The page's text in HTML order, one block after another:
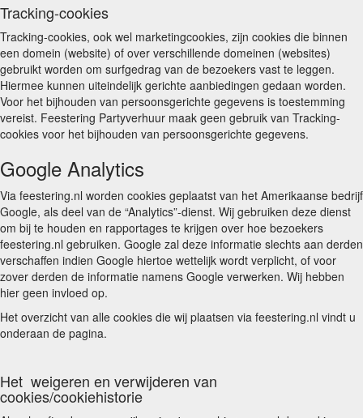
Tracking-cookies
Tracking-cookies, ook wel marketingcookies, zijn cookies die binnen
een domein (website) of over verschillende domeinen (websites)
gebruikt worden om surfgedrag van de bezoekers vast te leggen.
Hiermee kunnen uiteindelijk gerichte aanbiedingen gedaan worden.
Voor het bijhouden van persoonsgerichte gegevens is toestemming
vereist. Feestering Partyverhuur maak geen gebruik van Tracking-
cookies voor het bijhouden van persoonsgerichte gegevens.
Google Analytics
Via feestering.nl worden cookies geplaatst van het Amerikaanse bedrijf
Google, als deel van de “Analytics”-dienst. Wij gebruiken deze dienst
om bij te houden en rapportages te krijgen over hoe bezoekers
feestering.nl gebruiken. Google zal deze informatie slechts aan derden
verschaffen indien Google hiertoe wettelijk wordt verplicht, of voor
zover derden de informatie namens Google verwerken. Wij hebben
hier geen invloed op.
Het overzicht van alle cookies die wij plaatsen via feestering.nl vindt u
onderaan de pagina.
Het weigeren en verwijderen van
cookies/cookiehistorie